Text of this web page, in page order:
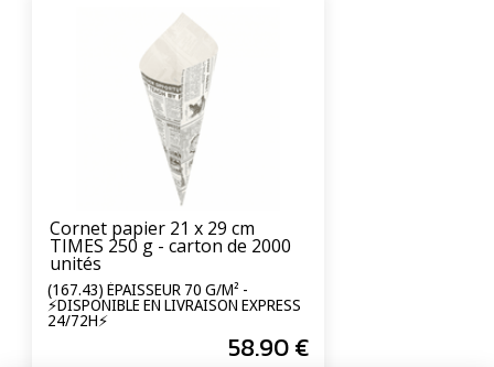
Cornet papier 21 x 29 cm
TIMES 250 g - carton de 2000
unités
(167.43) ÉPAISSEUR 70 G/M² -
⚡DISPONIBLE EN LIVRAISON EXPRESS
24/72H⚡
58.90€